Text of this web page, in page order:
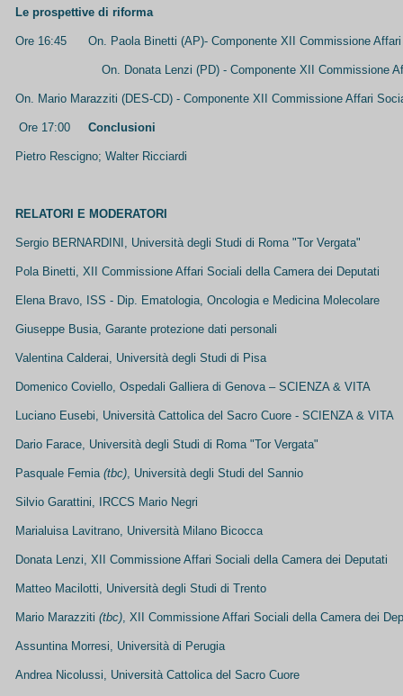
Le prospettive di riforma
Ore 16:45 On. Paola Binetti (AP)- Componente XII Commissione
On. Donata Lenzi (PD) - Componente XII Commissione
On. Mario Marazziti (DES-CD) - Componente XII Commissione Affari
Ore 17:00 Conclusioni
Pietro Rescigno; Walter Ricciardi
RELATORI E MODERATORI
Sergio BERNARDINI, Università degli Studi di Roma "Tor Vergata"
Pola Binetti, XII Commissione Affari Sociali della Camera dei Deputati
Elena Bravo, ISS - Dip. Ematologia, Oncologia e Medicina Molecolare
Giuseppe Busia, Garante protezione dati personali
Valentina Calderai, Università degli Studi di Pisa
Domenico Coviello, Ospedali Galliera di Genova – SCIENZA & VITA
Luciano Eusebi, Università Cattolica del Sacro Cuore - SCIENZA & VITA
Dario Farace, Università degli Studi di Roma "Tor Vergata"
Pasquale Femia (tbc), Università degli Studi del Sannio
Silvio Garattini, IRCCS Mario Negri
Marialuisa Lavitrano, Università Milano Bicocca
Donata Lenzi, XII Commissione Affari Sociali della Camera dei Deputati
Matteo Macilotti, Università degli Studi di Trento
Mario Marazziti (tbc), XII Commissione Affari Sociali della Camera dei
Assuntina Morresi, Università di Perugia
Andrea Nicolussi, Università Cattolica del Sacro Cuore